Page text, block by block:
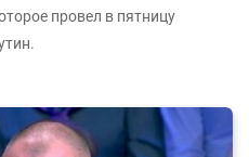
провел в пятницу